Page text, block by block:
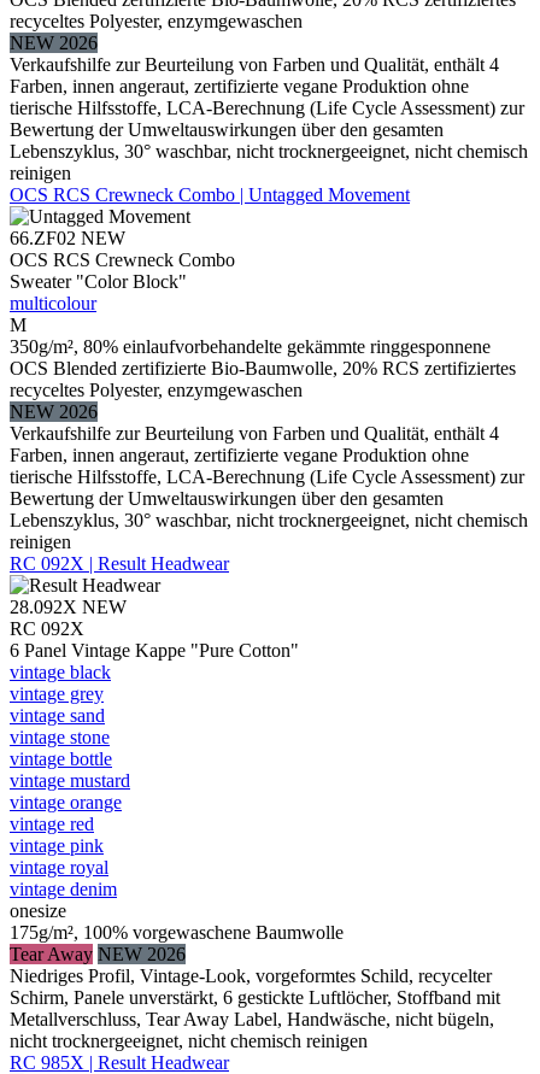
recyceltes Polyester, enzymgewaschen
NEW 2026
Verkaufshilfe zur Beurteilung von Farben und Qualität, enthält 4
Farben, innen angeraut, zertifizierte vegane Produktion ohne
tierische Hilfsstoffe, LCA-Berechnung (Life Cycle Assessment) zur
Bewertung der Umweltauswirkungen über den gesamten
Lebenszyklus, 30° waschbar, nicht trocknergeeignet, nicht chemisch
reinigen
OCS RCS Crewneck Combo | Untagged Movement
66.ZF02 NEW
OCS RCS Crewneck Combo
Sweater "Color Block"
multicolour
M
350g/m², 80% einlaufvorbehandelte gekämmte ringgesponnene
OCS Blended zertifizierte Bio-Baumwolle, 20% RCS zertifiziertes
recyceltes Polyester, enzymgewaschen
NEW 2026
Verkaufshilfe zur Beurteilung von Farben und Qualität, enthält 4
Farben, innen angeraut, zertifizierte vegane Produktion ohne
tierische Hilfsstoffe, LCA-Berechnung (Life Cycle Assessment) zur
Bewertung der Umweltauswirkungen über den gesamten
Lebenszyklus, 30° waschbar, nicht trocknergeeignet, nicht chemisch
reinigen
RC 092X | Result Headwear
28.092X NEW
RC 092X
6 Panel Vintage Kappe "Pure Cotton"
vintage black
vintage grey
vintage sand
vintage stone
vintage bottle
vintage mustard
vintage orange
vintage red
vintage pink
vintage royal
vintage denim
onesize
175g/m², 100% vorgewaschene Baumwolle
Tear Away NEW 2026
Niedriges Profil, Vintage-Look, vorgeformtes Schild, recycelter
Schirm, Panele unverstärkt, 6 gestickte Luftlöcher, Stoffband mit
Metallverschluss, Tear Away Label, Handwäsche, nicht bügeln,
nicht trocknergeeignet, nicht chemisch reinigen
RC 985X | Result Headwear